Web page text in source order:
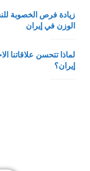
زيادة فرص الخصوبة
الوزن في إيران
لماذا تتحسن علاقاتنا
إيران؟